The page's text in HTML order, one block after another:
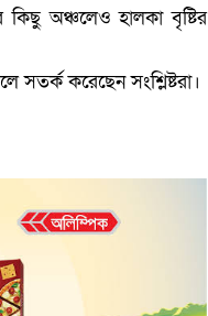
কিছু অঞ্চলেও হালকা বৃষ্টির
সতর্ক করেছেন সংশ্লিষ্টরা।